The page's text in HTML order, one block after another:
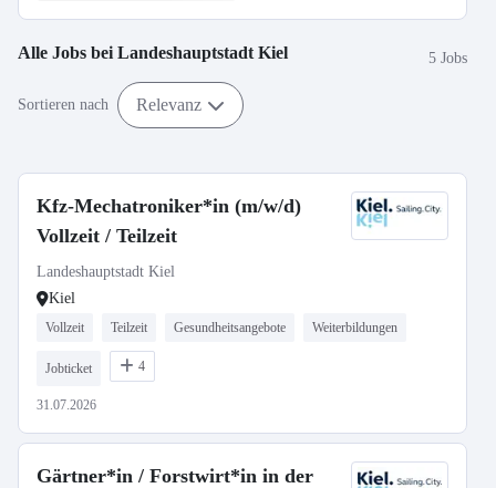
Alle Jobs bei Landeshauptstadt Kiel 5 Jobs
Sortieren nach Relevanz
Kfz-Mechatroniker*in (m/w/d)
Vollzeit / Teilzeit
Landeshauptstadt Kiel
Kiel
Vollzeit Teilzeit Gesundheitsangebote Weiterbildungen
Jobticket 4
31.07.2026
Gärtner*in / Forstwirt*in in der